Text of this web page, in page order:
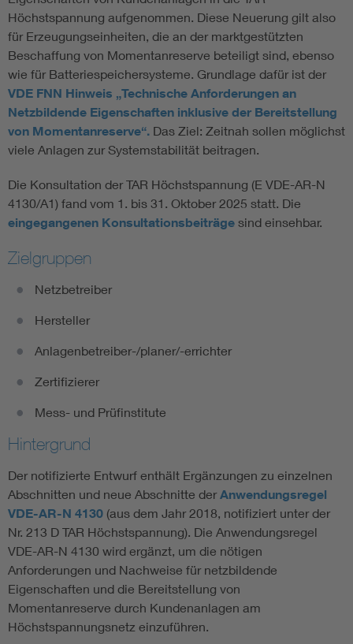
Höchstspannung aufgenommen. Diese Neuerung gilt also
für Erzeugungseinheiten, die an der marktgestützten
Beschaffung von Momentanreserve beteiligt sind, ebenso
wie für Batteriespeichersysteme. Grundlage dafür ist der
VDE FNN Hinweis „Technische Anforderungen an
Netzbildende Eigenschaften inklusive der Bereitstellung
von Momentanreserve“. Das Ziel: Zeitnah sollen möglichst
viele Anlagen zur Systemstabilität beitragen.
Die Konsultation der TAR Höchstspannung (E VDE-AR-N
4130/A1) fand vom 1. bis 31. Oktober 2025 statt. Die
eingegangenen Konsultationsbeiträge sind einsehbar.
Zielgruppen
Netzbetreiber
Hersteller
Anlagenbetreiber-/planer/-errichter
Zertifizierer
Mess- und Prüfinstitute
Hintergrund
Der notifizierte Entwurf enthält Ergänzungen zu einzelnen
Abschnitten und neue Abschnitte derAnwendungsregel
VDE-AR-N 4130 (aus dem Jahr 2018, notifiziert unter der
Nr. 213 D TAR Höchstspannung). Die Anwendungsregel
VDE-AR-N 4130 wird ergänzt, um die nötigen
Anforderungen und Nachweise für netzbildende
Eigenschaften und die Bereitstellung von
Momentanreserve durch Kundenanlagen am
Höchstspannungsnetz einzuführen.